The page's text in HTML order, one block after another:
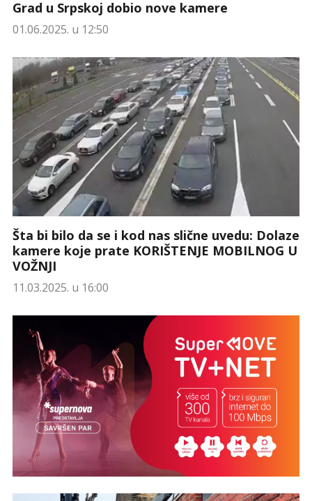
Grad u Srpskoj dobio nove kamere
01.06.2025. u 12:50
Šta bi bilo da se i kod nas slične uvedu: Dolaze
kamere koje prate KORIŠTENJE MOBILNOG U
VOŽNJI
11.03.2025. u 16:00